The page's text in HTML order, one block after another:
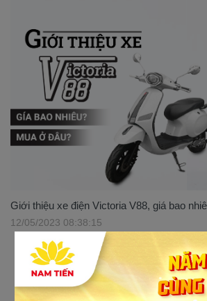
Giới thiệu xe điện Victoria V88, giá bao
12/05/2023 08:38:15